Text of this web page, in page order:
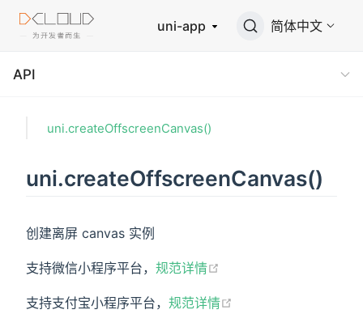
uni-app 简体中文
API
uni.createOffscreenCanvas()
uni.createOffscreenCanvas()
创建离屏 canvas 实例
支持微信小程序平台， 规范详情
支持支付宝小程序平台， 规范详情